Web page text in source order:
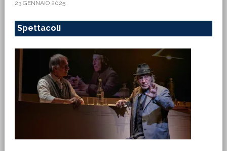
23 GENNAIO 2025
Spettacoli